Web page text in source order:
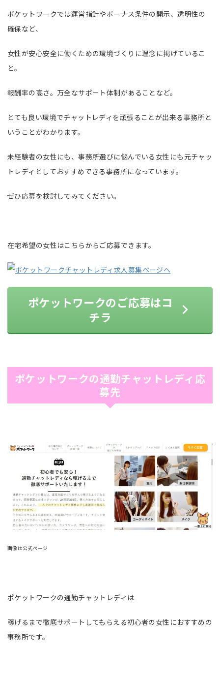
ポケットワークでは運営指針やボーナス条件の開示、透明性の
確保など、
女性が安心安全に働くための環境づくりに理念に掲げているこ
と。
報酬率の高さ。万全なサポート体制があることなど。
とても良い環境でチャットレディを頑張ることが出来る事務所と
いうことがわかります。
未経験者の女性にも、事務所選びに悩んでいる女性にも元チャッ
トレディとしておすすめできる事務所になっています。
ぜひ応募を検討してみてください。
在宅希望の女性はこちらからご応募できます。
ポケットワークのご応募はコ
チラ
ポケットワークの通勤チャットレディ応
募先
画像は公式ページ
ポケットワークの通勤チャットレディは
稼げるまで徹底サポートしてもらえる初心者の女性におすすめの
事務所です。